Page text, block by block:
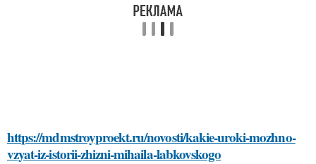
https://mdmstroyproekt.ru/novosti/kakie-uroki-mozhno-
vzyat-iz-istorii-zhizni-mihaila-labkovskogo